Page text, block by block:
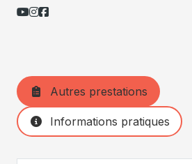
Autres prestations
Informations pratiques